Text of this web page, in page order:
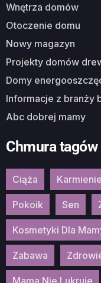
Wnętrza domów
Otoczenie domu
Nowy magazyn
Projekty domów
Domy
Informacje z branży
Abc dobrej mamy
Chmura tagów
Ciąża Karmienie
Pokoik Sen
Kosmetyki Dla
Zabawa
Mama Nie Lukruje